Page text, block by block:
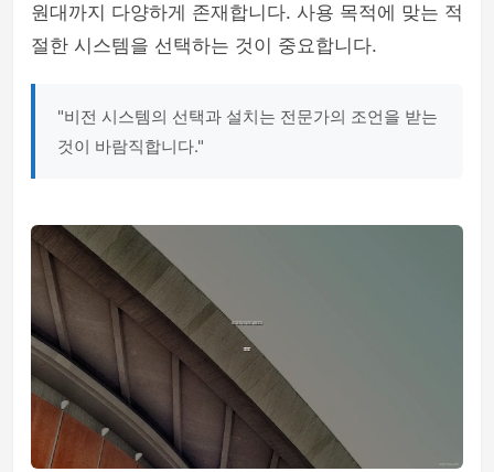
원대까지 다양하게 존재합니다. 사용 목적에 맞는 적
절한 시스템을 선택하는 것이 중요합니다.
"비전 시스템의 선택과 설치는 전문가의 조언을 받는
것이 바람직합니다."